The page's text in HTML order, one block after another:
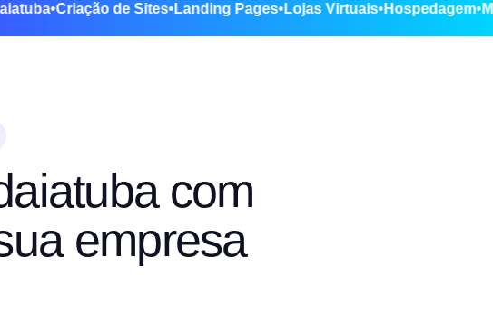
Indaiatuba•Criação de Sites•Landing Pages•Lojas Virtuais•
com
empresa